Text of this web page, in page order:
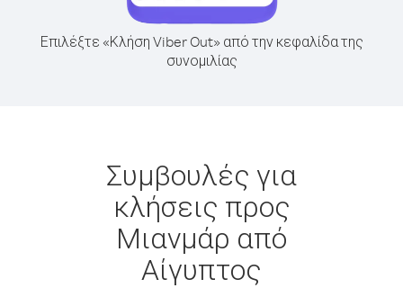
Επιλέξτε «Κλήση Viber Out» από την κεφαλίδα της
συνομιλίας
Συμβουλές για
κλήσεις προς
Μιανμάρ από
Αίγυπτος